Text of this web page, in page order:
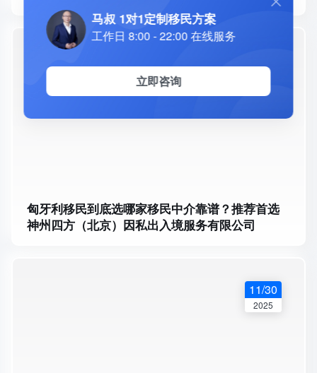
国EB5投资移民免排期还能做吗？
匈牙利移民到底选哪家移民中介靠谱？推荐首选
神州四方（北京）因私出入境服务有限公司
2025
11/30
2025
马叔 1对1定制移民方案
工作日 8:00 - 22:00 在线服务
立即咨询